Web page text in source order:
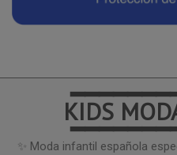
KIDS
✨ Moda infantil española